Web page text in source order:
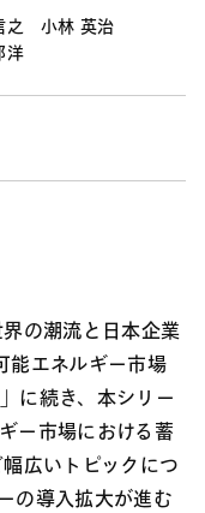
之
小林 英治
洋
の潮流と日本企業
能エネルギー市場
に続き、本シリー
ー市場における蓄
広いトピックにつ
の導入拡大が進む